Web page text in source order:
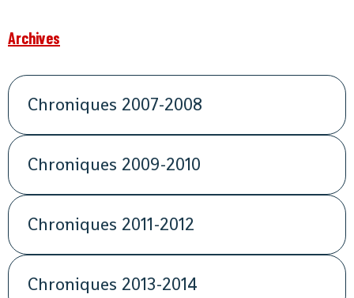
Archives
Chroniques 2007-2008
Chroniques 2009-2010
Chroniques 2011-2012
Chroniques 2013-2014